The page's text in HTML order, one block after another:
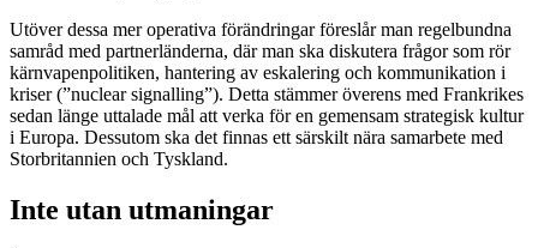
Utöver dessa mer operativa förändringar föreslår man regelbundna
samråd med partnerländerna, där man ska diskutera frågor som rör
kärnvapenpolitiken, hantering av eskalering och kommunikation i
kriser (”nuclear signalling”). Detta stämmer överens med Frankrikes
sedan länge uttalade mål att verka för en gemensam strategisk kultur
i Europa. Dessutom ska det finnas ett särskilt nära samarbete med
Storbritannien och Tyskland.
Inte utan utmaningar